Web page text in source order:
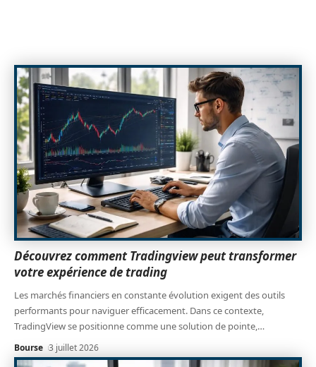
Découvrez comment Tradingview peut transformer
votre expérience de trading
Les marchés financiers en constante évolution exigent des outils
performants pour naviguer efficacement. Dans ce contexte,
TradingView se positionne comme une solution de pointe,…
Bourse 3 juillet 2026